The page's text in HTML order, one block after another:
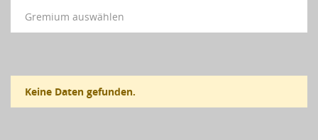
Gremium auswählen
Keine Daten gefunden.